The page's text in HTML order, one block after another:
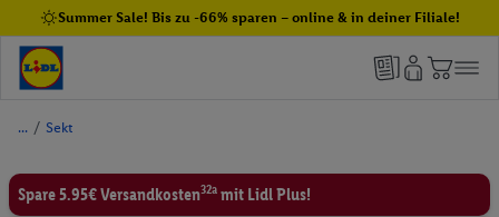
Summer Sale! Bis zu -66% sparen – online & in deiner Filiale!
/ Sekt
Spare 5.95€ Versandkosten32a mit Lidl Plus!